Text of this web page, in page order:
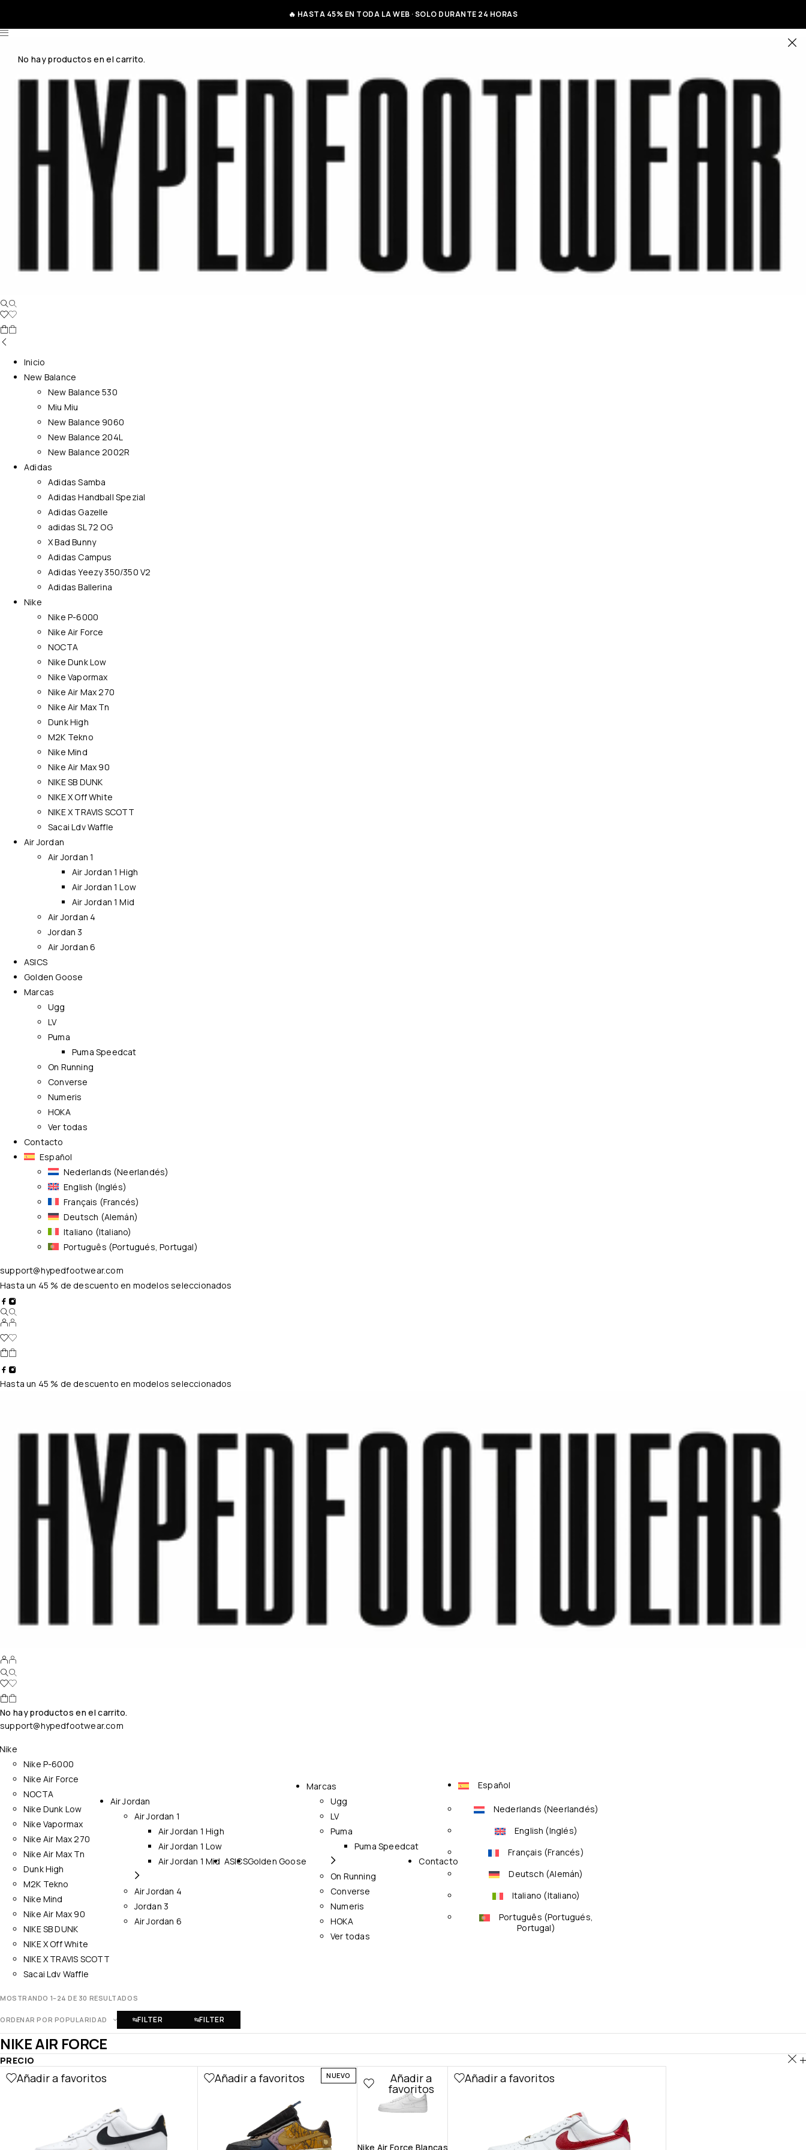
🔥 HASTA 45% EN TODA LA WEB · SOLO DURANTE 24 HORAS
No hay productos en el carrito.
Inicio
New Balance
New Balance 530
Miu Miu
New Balance 9060
New Balance 204L
New Balance 2002R
Adidas
Adidas Samba
Adidas Handball Spezial
Adidas Gazelle
adidas SL 72 OG
X Bad Bunny
Adidas Campus
Adidas Yeezy 350/350 V2
Adidas Ballerina
Nike
Nike P-6000
Nike Air Force
NOCTA
Nike Dunk Low
Nike Vapormax
Nike Air Max 270
Nike Air Max Tn
Dunk High
M2K Tekno
Nike Mind
Nike Air Max 90
NIKE SB DUNK
NIKE X Off White
NIKE X TRAVIS SCOTT
Sacai Ldv Waffle
Air Jordan
Air Jordan 1
Air Jordan 1 High
Air Jordan 1 Low
Air Jordan 1 Mid
Air Jordan 4
Jordan 3
Air Jordan 6
ASICS
Golden Goose
Marcas
Ugg
LV
Puma
Puma Speedcat
On Running
Converse
Numeris
HOKA
Ver todas
Contacto
Español
Nederlands (Neerlandés)
English (Inglés)
Français (Francés)
Deutsch (Alemán)
Italiano (Italiano)
Português (Portugués, Portugal)
support@hypedfootwear.com
Hasta un 45 % de descuento en modelos seleccionados
Hasta un 45 % de descuento en modelos seleccionados
No hay productos en el carrito.
support@hypedfootwear.com
Nike P-6000
Nike Air Force
NOCTA
Nike Dunk Low
Nike Vapormax
Nike Air Max 270
Nike Air Max Tn
Dunk High
M2K Tekno
Nike Mind
Nike Air Max 90
NIKE SB DUNK
NIKE X Off White
NIKE X TRAVIS SCOTT
Sacai Ldv Waffle
Air Jordan
Air Jordan 1
Air Jordan 1 High
Air Jordan 1 Low
Air Jordan 1 Mid
Air Jordan 4
Jordan 3
Air Jordan 6
ASICSGolden Goose
Marcas
Ugg
LV
Puma
Puma Speedcat
On Running
Converse
Numeris
HOKA
Ver todas
Contacto
Español
Nederlands (Neerlandés)
English (Inglés)
Français (Francés)
Deutsch (Alemán)
Italiano (Italiano)
Português (Portugués,
Portugal)
MOSTRANDO 1–24 DE 30 RESULTADOS
ORDENAR POR POPULARIDAD FILTER FILTER
NIKE AIR FORCE
PRECIO
Añadir a favoritos NUEVO
Añadir a favoritos Añadir a
favoritos
Nike Air Force Blancas
Añadir a favoritos